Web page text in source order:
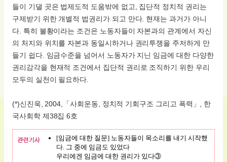
들이 기댈 곳은 법제도적 도움밖에 없고, 집단적 정치적 권리는
구제받기 위한 개별적 법권리가 되고 만다. 현재는 과거가 아니
다. 특히 불황이라는 조건은 노동자들이 자본과의 관계에서 자신
의 처지와 위치를 자본과 동일시하거나 권리투쟁을 주저하게 만
들기 쉽다. 임금수준을 넘어서 노동자가 지닌 임금에 대한 다양한
권리감각을 현재적 조건에서 집단적 권리로 조직하기 위한 우리
모두의 실천이 필요하다.
(*)신진욱, 2004,「사회운동, 정치적 기회구조 그리고 폭력」, 한
국사회학 제38집 6호
[임금에 대한 질문] 노동자들이 목소리를 내기 시작했
다. 그 중에 임금도 있었다
우리에겐 임금에 대한 권리가 있다③